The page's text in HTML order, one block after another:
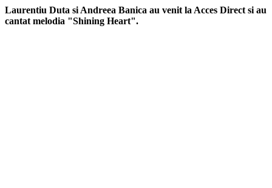
Laurentiu Duta si Andreea Banica au venit la Acces Direct si au
cantat melodia "Shining Heart".